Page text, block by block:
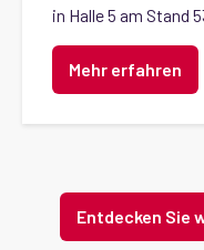
in Halle 5 am Stand
Mehr erfahren
Entdecken Sie